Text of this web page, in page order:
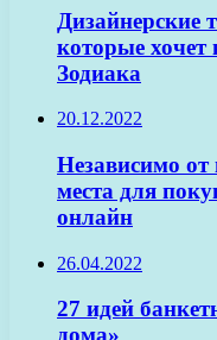
Дизайнерские
которые
Зодиака
20.12.2022
Независимо
места для
онлайн
26.04.2022
27 идей